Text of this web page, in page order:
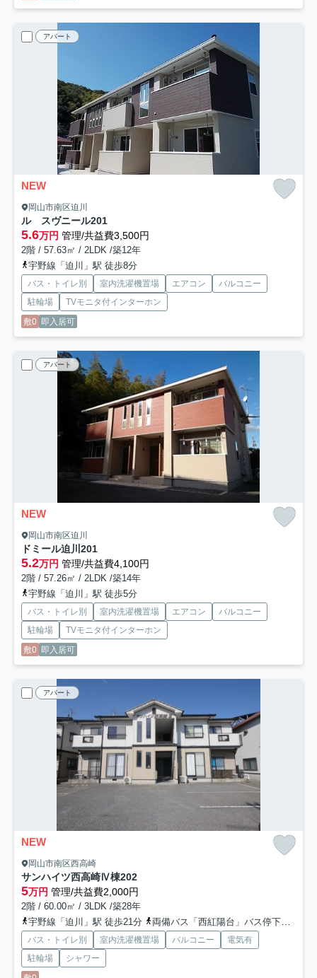
アパート
NEW
岡山市南区迫川
ル スヴニール201
5.6万円 管理/共益費3,500円
2階 / 57.63㎡ / 2LDK /築12年
宇野線「迫川」駅 徒歩8分
バス・トイレ別 室内洗濯機置場 エアコン
バルコニー
駐輪場
TVモニタ付インターホン
敷0 即入居可
アパート
NEW
岡山市南区迫川
ドミール迫川 201
5.2万円 管理/共益費4,100円
2階 / 57.26㎡ / 2LDK /築14年
宇野線「迫川」駅 徒歩5分
バス・トイレ別 室内洗濯機置場 エアコン
バルコニー
駐輪場
TVモニタ付インターホン
敷0 即入居可
アパート
NEW
岡山市南区西高崎
サンハイツ西高崎Ⅳ棟202
5万円 管理/共益費2,000円
2階 / 60.00㎡ / 3LDK /築28年
宇野線「迫川」駅 徒歩21分
両備バス「西紅陽台」バス停下車 徒歩8分
バス・トイレ別 室内洗濯機置場 バルコニー
電気有
駐輪場
シャワー